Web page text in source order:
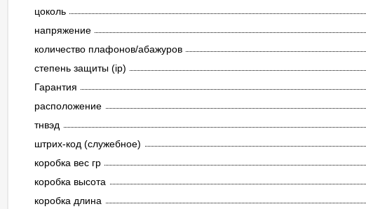
цоколь
напряжение
количество плафонов/абажуров
степень защиты (ip)
Гарантия
расположение
тнвэд
штрих-код (служебное)
коробка вес гр
коробка высота
коробка длина